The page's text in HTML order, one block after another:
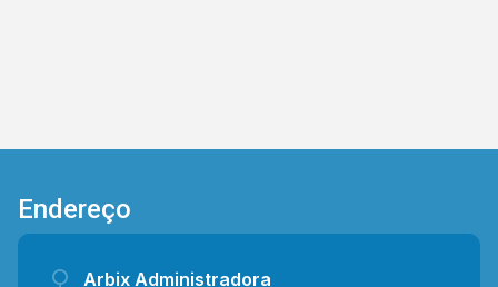
Endereço
Arbix Administradora